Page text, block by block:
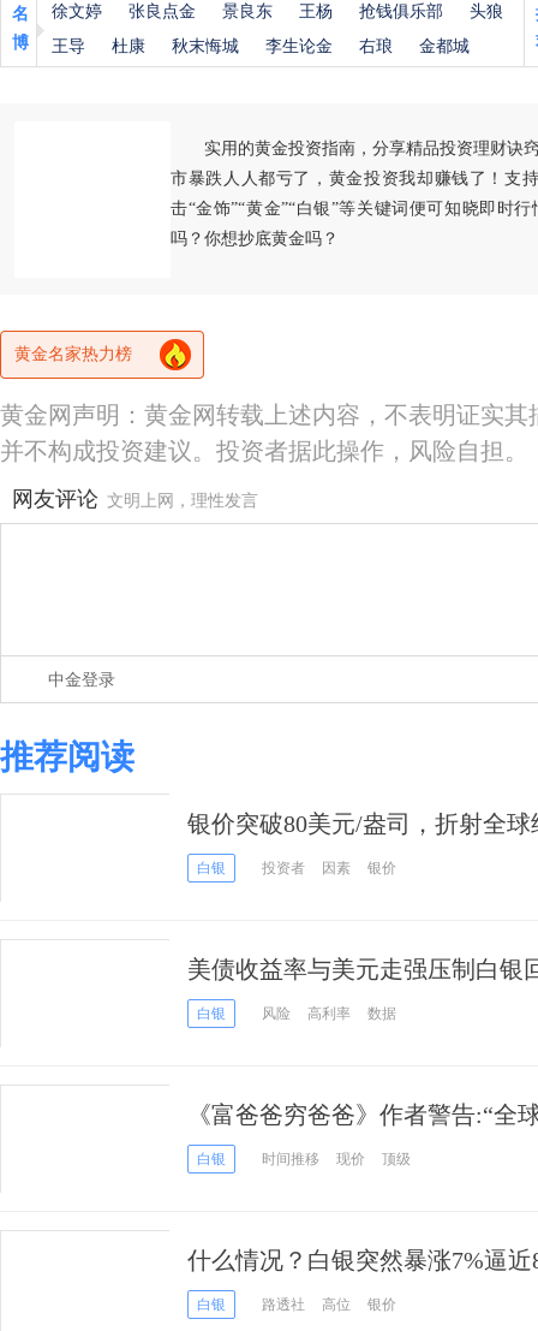
名
博
徐文婷 张良点金 景良东 王杨 抢钱俱乐部
头狼
王导
杜康 秋末悔城 李生论金 右琅 金都城
实用的黄金投资指南，分享精品投资理财诀
市暴跌人人都亏了，黄金投资我却赚钱了！支
击“金饰”“黄金”“白银”等关键词便可知晓即时
吗？你想抄底黄金吗？
黄金名家热力榜
黄金网声明：黄金网转载上述内容，不表明证实
并不构成投资建议。投资者据此操作，风险自担。
网友评论 文明上网，理性发言
中金登录
推荐阅读
银价突破80美元/盎司，折射全
白银 投资者 因素 银价
美债收益率与美元走强压制白银
白银 风险 高利率 数据
《富爸爸穷爸爸》作者警告:“全
溃”！清崎透露其最佳投资
白银 时间推移 现价 顶级
什么情况？白银突然暴涨7%逼
更大行情一触即发？
白银 路透社 高位 银价